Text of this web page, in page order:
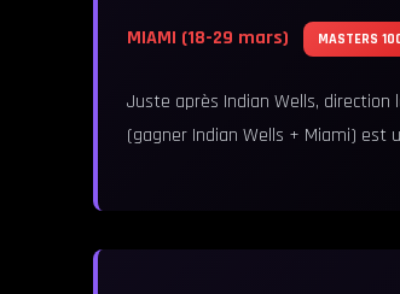
MIAMI (18-29 mars) MASTERS
Juste après Indian Wells, direction
(gagner Indian Wells + Miami) est